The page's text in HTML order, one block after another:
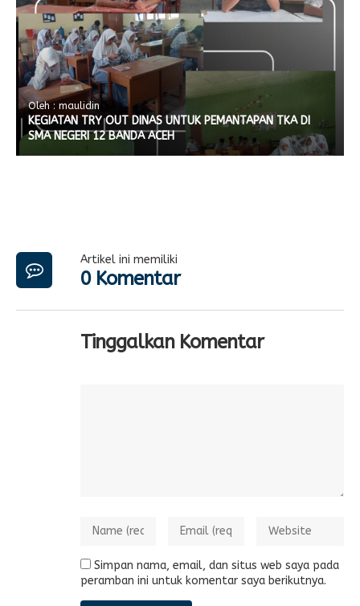
Oleh : maulidin
KEGIATAN TRY OUT DINAS UNTUK PEMANTAPAN TKA DI
SMA NEGERI 12 BANDA ACEH
Artikel ini memiliki
0 Komentar
Tinggalkan Komentar
Simpan nama, email, dan situs web saya pada
peramban ini untuk komentar saya berikutnya.